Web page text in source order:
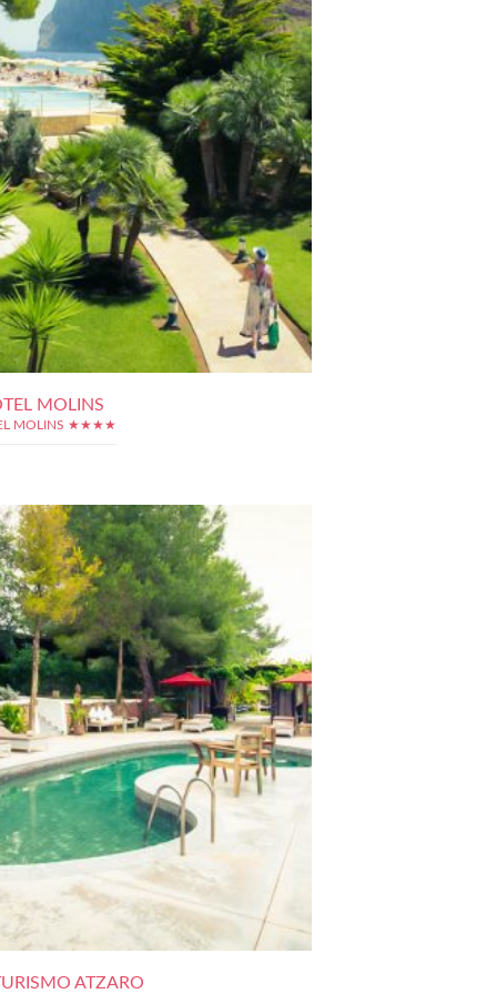
MOLINS
MOLINS ★★★★
ATZARO